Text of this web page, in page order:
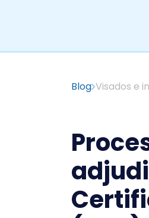
Blog Visados e